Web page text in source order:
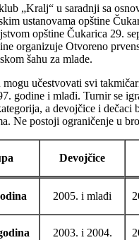
„Kralj“ u saradnji sa
ustanovama opštine
opštine Čukarica 29.
organizuje Otvoreno
šahu za mlade.
učestvovati svi
godine i mlađi. Turnir se
a devojčice i dečaci
Ne postoji ograničenje u
Devojčice
2005. i mlađi
2003. i 2004.